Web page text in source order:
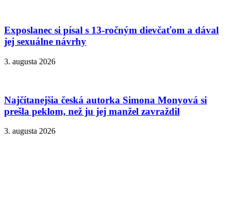
Exposlanec si písal s 13-ročným dievčaťom a dával
jej sexuálne návrhy
3. augusta 2026
Najčítanejšia česká autorka Simona Monyová si
prešla peklom, než ju jej manžel zavraždil
3. augusta 2026